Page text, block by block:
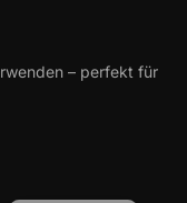
– perfekt für